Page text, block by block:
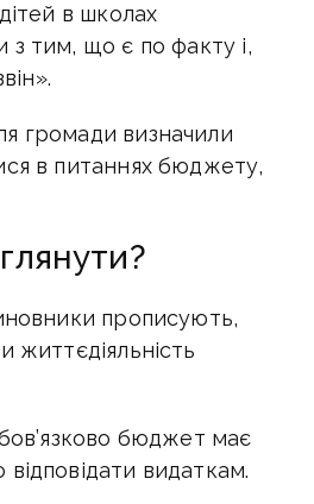
в школах
тим, що є по факту і,
громади визначили
в питаннях бюджету,
прописують,
життєдіяльність
бюджет має
видаткам.